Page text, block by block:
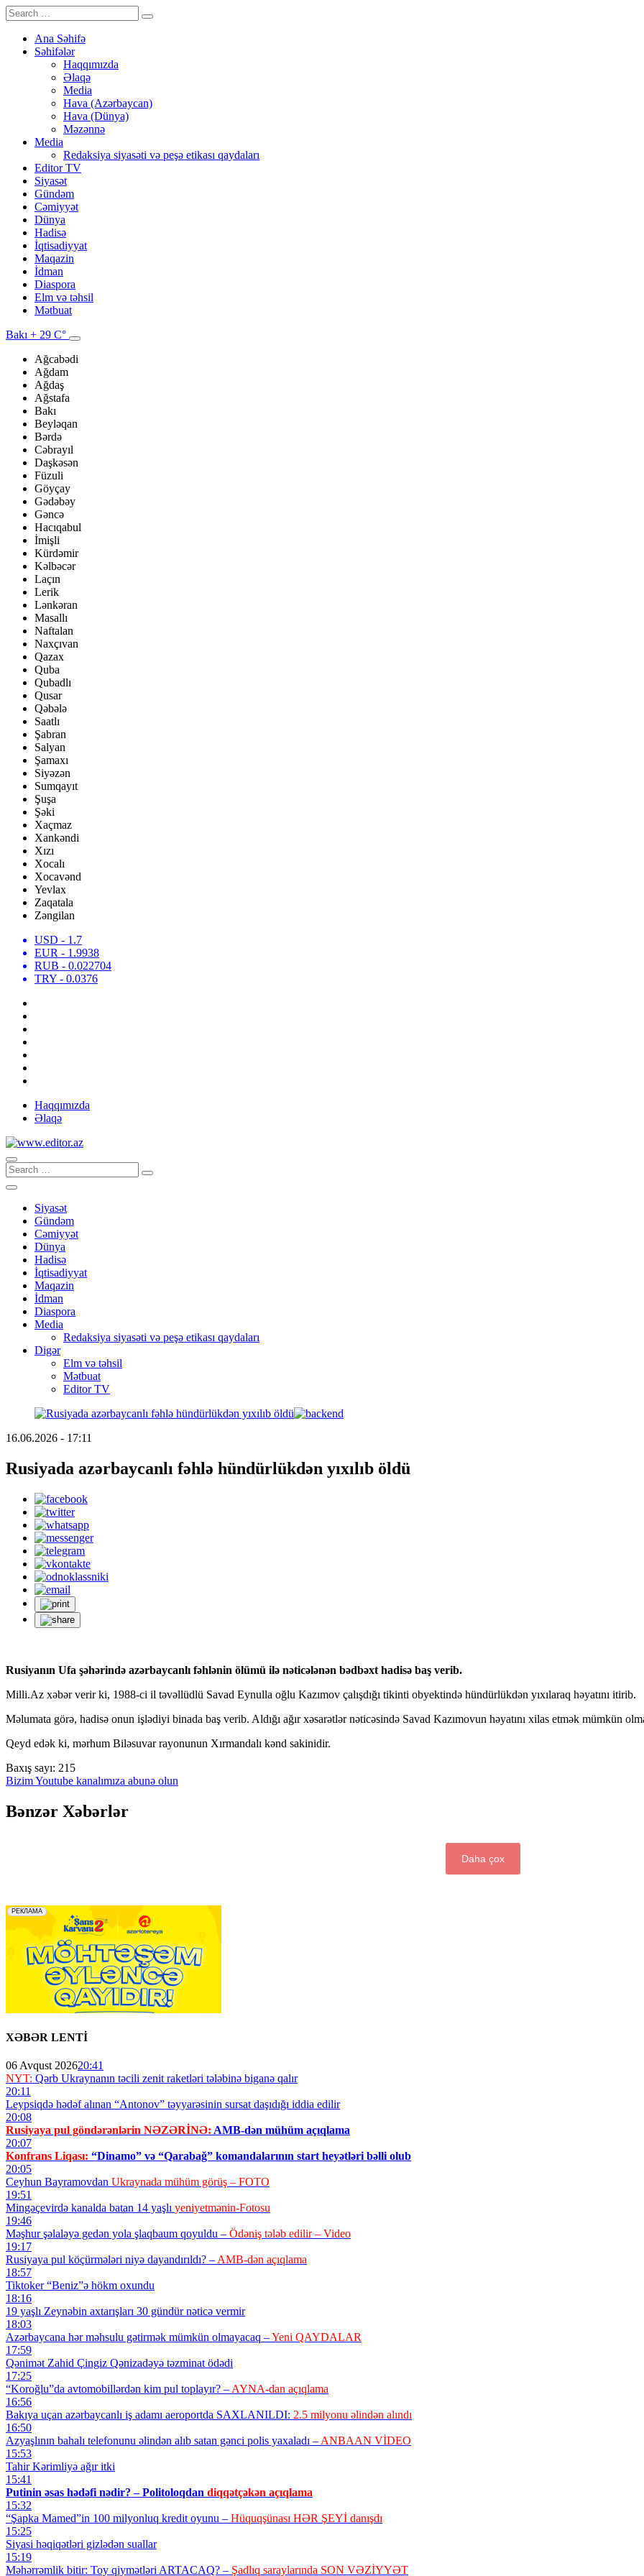
Ana Səhifə
Səhifələr
Haqqımızda
Əlaqə
Media
Hava (Azərbaycan)
Hava (Dünya)
Məzənnə
Media
Redaksiya siyasəti və peşə etikası qaydaları
Editor TV
Siyasət
Gündəm
Cəmiyyət
Dünya
Hadisə
İqtisadiyyat
Maqazin
İdman
Diaspora
Elm və təhsil
Mətbuat
Bakı + 29 C°
Ağcabədi
Ağdam
Ağdaş
Ağstafa
Bakı
Beyləqan
Bərdə
Cəbrayıl
Daşkəsən
Füzuli
Göyçay
Gədəbəy
Gəncə
Hacıqabul
İmişli
Kürdəmir
Kəlbəcər
Laçın
Lerik
Lənkəran
Masallı
Naftalan
Naxçıvan
Qazax
Quba
Qubadlı
Qusar
Qəbələ
Saatlı
Şabran
Salyan
Şamaxı
Siyəzən
Sumqayıt
Şuşa
Şəki
Xaçmaz
Xankəndi
Xızı
Xocalı
Xocavənd
Yevlax
Zaqatala
Zəngilan
USD - 1.7
EUR - 1.9938
RUB - 0.022704
TRY - 0.0376
Haqqımızda
Əlaqə
Siyasət
Gündəm
Cəmiyyət
Dünya
Hadisə
İqtisadiyyat
Maqazin
İdman
Diaspora
Media
Redaksiya siyasəti və peşə etikası qaydaları
Digər
Elm və təhsil
Mətbuat
Editor TV
16.06.2026 - 17:11
Rusiyada azərbaycanlı fəhlə hündürlükdən yıxılıb öldü
Rusiyanın Ufa şəhərində azərbaycanlı fəhlənin ölümü ilə nəticələnən bədbəxt hadisə baş verib.
Milli.Az xəbər verir ki, 1988-ci il təvəllüdlü Savad Eynulla oğlu Kazımov çalışdığı tikinti obyektində hündürlükdən yıxılaraq həyatını itirib.
Məlumata görə, hadisə onun işlədiyi binada baş verib. Aldığı ağır xəsarətlər nəticəsində Savad Kazımovun həyatını xilas etmək mümkün
Qeyd edək ki, mərhum Biləsuvar rayonunun Xırmandalı kənd sakinidir.
Baxış sayı: 215
Bizim Youtube kanalımıza abunə olun
Bənzər Xəbərlər
Daha çox
XƏBƏR LENTİ
06 Avqust 202620:41
NYT: Qərb Ukraynanın təcili zenit raketləri tələbinə biganə qalır
20:11
Leypsiqdə hədəf alınan “Antonov” təyyarəsinin sursat daşıdığı iddia edilir
20:08
Rusiyaya pul göndərənlərin NƏZƏRİNƏ: AMB-dən mühüm açıqlama
20:07
Konfrans Liqası: “Dinamo” və “Qarabağ” komandalarının start heyətləri bəlli olub
20:05
Ceyhun Bayramovdan Ukraynada mühüm görüş – FOTO
19:51
Mingəçevirdə kanalda batan 14 yaşlı yeniyetmənin-Fotosu
19:46
Məşhur şəlaləyə gedən yola şlaqbaum qoyuldu – Ödəniş tələb edilir – Video
19:17
Rusiyaya pul köçürmələri niyə dayandırıldı? – AMB-dən açıqlama
18:57
Tiktoker “Beniz”ə hökm oxundu
18:16
19 yaşlı Zeynəbin axtarışları 30 gündür nəticə vermir
18:03
Azərbaycana hər məhsulu gətirmək mümkün olmayacaq –Yeni QAYDALAR
17:59
Qənimət Zahid Çingiz Qənizadəyə təzminat ödədi
17:25
“Koroğlu”da avtomobillərdən kim pul toplayır? – AYNA-dan açıqlama
16:56
Bakıya uçan azərbaycanlı iş adamı aeroportda SAXLANILDI: 2.5 milyonu əlindən alındı
16:50
Azyaşlının bahalı telefonunu əlindən alıb satan gənci polis yaxaladı – ANBAAN VİDEO
15:53
Tahir Kərimliyə ağır itki
15:41
Putinin əsas hədəfi nədir? – Politoloqdan diqqətçəkən açıqlama
15:32
“Şapka Mamed”in 100 milyonluq kredit oyunu – Hüquqşünası HƏR ŞEYİ danışdı
15:25
Siyasi həqiqətləri gizlədən suallar
15:19
Məhərrəmlik bitir: Toy qiymətləri ARTACAQ? – Şadlıq saraylarında SON VƏZİYYƏT